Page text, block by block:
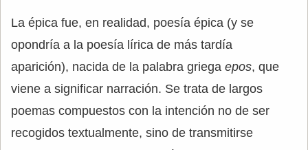
La épica fue, en realidad, poesía épica (y se
opondría a la poesía lírica de más tardía
aparición), nacida de la palabra griega epos, que
viene a significar narración. Se trata de largos
poemas compuestos con la intención no de ser
recogidos textualmente, sino de transmitirse